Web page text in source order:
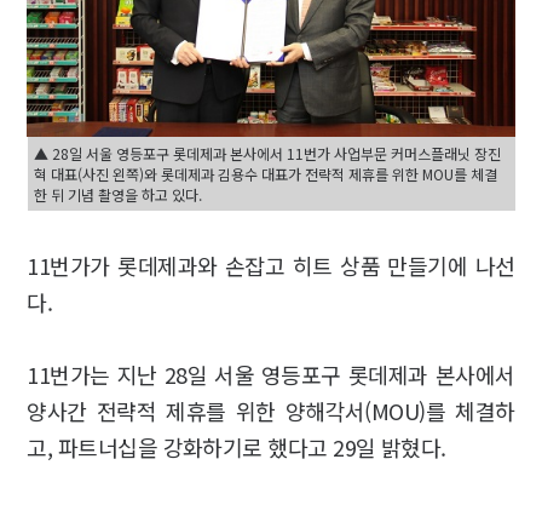
▲ 28일 서울 영등포구 롯데제과 본사에서 11번가 사업부문 커머스플래닛 장진
혁 대표(사진 왼쪽)와 롯데제과 김용수 대표가 전략적 제휴를 위한 MOU를 체결
한 뒤 기념 촬영을 하고 있다.
11번가가 롯데제과와 손잡고 히트 상품 만들기에 나선
다.
11번가는 지난 28일 서울 영등포구 롯데제과 본사에서
양사간 전략적 제휴를 위한 양해각서(MOU)를 체결하
고, 파트너십을 강화하기로 했다고 29일 밝혔다.